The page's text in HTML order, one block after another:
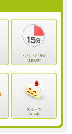
パパッと15分
（1100件）
スイーツ
（767件）